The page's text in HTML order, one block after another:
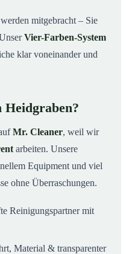
mitgebracht – Sie
Vier-Farben-System
klar voneinander und
Mr. Cleaner, weil wir
arbeiten. Unsere
Equipment und viel
ohne Überraschungen.
Reinigungspartner mit
Material & transparenter